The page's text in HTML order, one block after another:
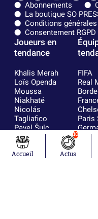
Abonnements
La boutique SO
Conditions
Consentement RGPD
Joueurs en
tendance
Khalis Merah
Loïs Openda
Moussa
Niakhaté
Nicolás
Tagliafico
Pavel Šulc
Gauthier Hein
Lionel Messi
Gonzalo
FIFA
Real
Paris
AC
Accueil
10
Actus